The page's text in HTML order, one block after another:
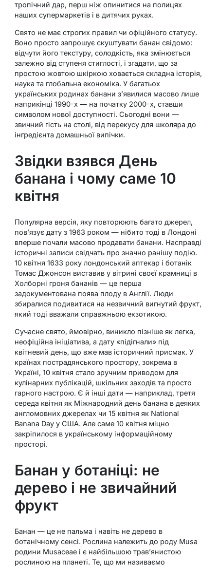
тропічний дар, перш ніж опинитися на полицях
наших супермаркетів і в дитячих руках.
Свято не має строгих правил чи офіційного статусу.
Воно просто запрошує скуштувати банан свідомо:
відчути його текстуру, солодкість, яка змінюється
залежно від ступеня стиглості, і згадати, що за
простою жовтою шкіркою ховається складна історія,
наука та глобальна економіка. У багатьох
українських родинах банани з’явилися масово лише
наприкінці 1990-х — на початку 2000-х, ставши
символом нової доступності. Сьогодні вони —
звичний гість на столі, від перекусу для школяра до
інгредієнта домашньої випічки.
Звідки взявся День
банана і чому саме 10
квітня
Популярна версія, яку повторюють багато джерел,
пов’язує дату з 1963 роком — нібито тоді в Лондоні
вперше почали масово продавати банани. Насправді
історичні записи свідчать про значно ранішу подію.
10 квітня 1633 року лондонський аптекар і ботанік
Томас Джонсон виставив у вітрині своєї крамниці в
Холборні гроня бананів — це перша
задокументована поява плоду в Англії. Люди
збиралися подивитися на незвичний вигнутий фрукт,
який тоді вважали справжньою екзотикою.
Сучасне свято, ймовірно, виникло пізніше як легка,
неофіційна ініціатива, а дату «підігнали» під
квітневий день, що вже мав історичний присмак. У
країнах пострадянського простору, зокрема в
Україні, 10 квітня стало зручним приводом для
кулінарних публікацій, шкільних заходів та просто
гарного настрою. Є й інші дати — наприклад, третя
середа квітня як Міжнародний день банана в деяких
англомовних джерелах чи 15 квітня як National
Banana Day у США. Але саме 10 квітня міцно
закріпилося в українському інформаційному
просторі.
Банан у ботаніці: не
дерево і не звичайний
фрукт
Банан — це не пальма і навіть не дерево в
ботанічному сенсі. Рослина належить до роду Musa
родини Musaceae і є найбільшою трав’янистою
рослиною на планеті. Те, що ми називаємо